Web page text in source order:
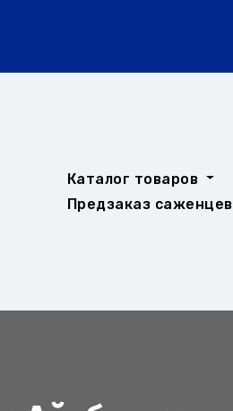
Каталог товаров
Предзаказ саженцев